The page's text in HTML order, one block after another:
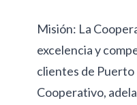
Misión: La
excelencia y
clientes de
Cooperativo,